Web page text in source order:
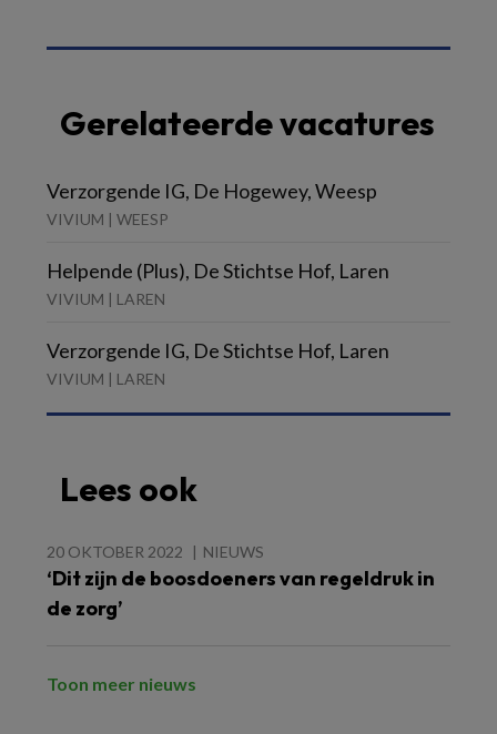
Gerelateerde vacatures
Verzorgende IG, De Hogewey, Weesp
VIVIUM | WEESP
Helpende (Plus), De Stichtse Hof, Laren
VIVIUM | LAREN
Verzorgende IG, De Stichtse Hof, Laren
VIVIUM | LAREN
Lees ook
20 OKTOBER 2022 NIEUWS
‘Dit zijn de boosdoeners van regeldruk in
de zorg’
Toon meer nieuws